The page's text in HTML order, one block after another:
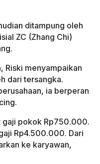
ditampung oleh
ZC (Zhang Chi)
Riski menyampaikan
dari tersangka.
ia berperan
gaji pokok Rp750.000.
Rp4.500.000. Dari
ke karyawan,